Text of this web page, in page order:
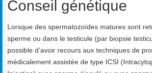
Conseil génétique
Lorsque des spermatozoïdes matures sont
sperme ou dans le testicule (par biopsie
possible d’avoir recours aux techniques de
médicalement assistée de type ICSI